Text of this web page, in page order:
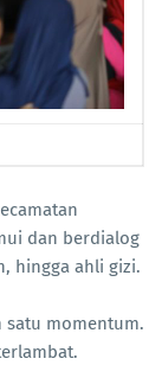
dan berdialog
hingga ahli gizi.
satu momentum.